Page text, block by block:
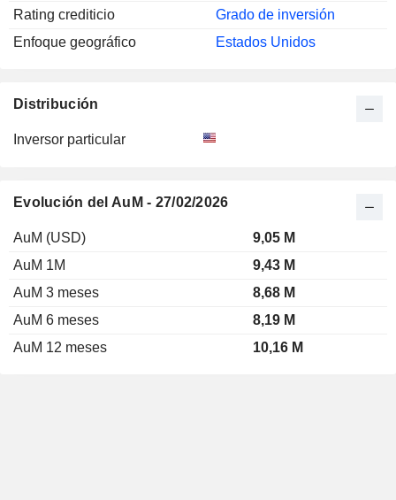
Rating crediticio
Grado de inversión
Enfoque geográfico
Estados Unidos
Distribución
Inversor particular
Evolución del AuM - 27/02/2026
AuM (USD)
9,05 M
AuM 1M
9,43 M
AuM 3 meses
8,68 M
AuM 6 meses
8,19 M
AuM 12 meses
10,16 M